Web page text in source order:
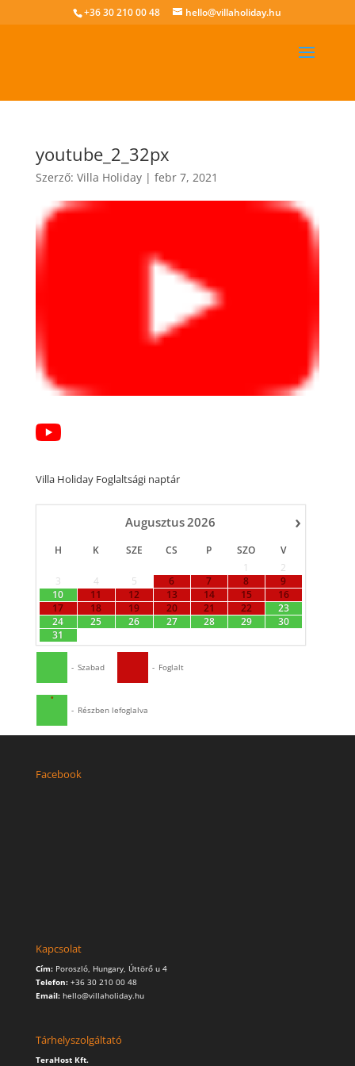
+36 30 210 00 48 hello@villaholiday.hu
youtube_2_32px
Szerző: Villa Holiday| febr 7, 2021
Villa Holiday Foglaltsági naptár
›
Augusztus2026
H K SZE CS P SZO
V
1
2
3
4 5 6 7 8
9
10
11 12 13 14 15
16
17
18 19 20 21 22
23
24
25 26 27 28 29
30
31
- Szabad - Foglalt
·
- Részben lefoglalva
Facebook
Kapcsolat
Cím: Poroszló, Hungary, Úttörő u 4
Telefon: +36 30 210 00 48
Email: hello@villaholiday.hu
Tárhelyszolgáltató
TeraHost Kft.